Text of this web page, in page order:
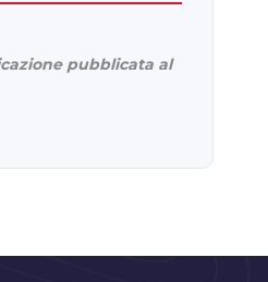
pubblicata al